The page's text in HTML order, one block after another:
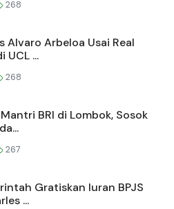
268
Alvaro Arbeloa Usai Real
UCL ...
268
BRI di Lombok, Sosok
267
Gratiskan Iuran BPJS
...